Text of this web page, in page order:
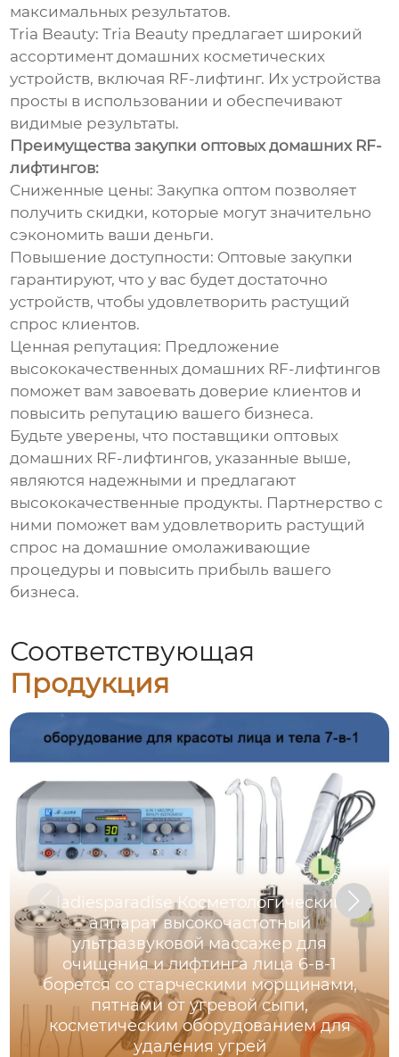
максимальных результатов.
Tria Beauty: Tria Beauty предлагает широкий
ассортимент домашних косметических
устройств, включая RF-лифтинг. Их устройства
просты в использовании и обеспечивают
видимые результаты.
Преимущества закупки оптовых домашних RF-
лифтингов:
Сниженные цены: Закупка оптом позволяет
получить скидки, которые могут значительно
сэкономить ваши деньги.
Повышение доступности: Оптовые закупки
гарантируют, что у вас будет достаточно
устройств, чтобы удовлетворить растущий
спрос клиентов.
Ценная репутация: Предложение
высококачественных домашних RF-лифтингов
поможет вам завоевать доверие клиентов и
повысить репутацию вашего бизнеса.
Будьте уверены, что поставщики оптовых
домашних RF-лифтингов, указанные выше,
являются надежными и предлагают
высококачественные продукты. Партнерство с
ними поможет вам удовлетворить растущий
спрос на домашние омолаживающие
процедуры и повысить прибыль вашего
бизнеса.
Соответствующая
Продукция
ladiesparadise Косметологический
аппарат высокочастотный
ультразвуковой массажер для
очищения и лифтинга лица 6-в-1
борется со старческими морщинами,
пятнами от угревой сыпи,
косметическим оборудованием для
удаления угрей